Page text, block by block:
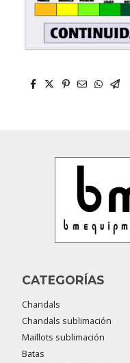
CATEGORÍAS
Chandals
Chandals sublimación
Maillots sublimación
Batas